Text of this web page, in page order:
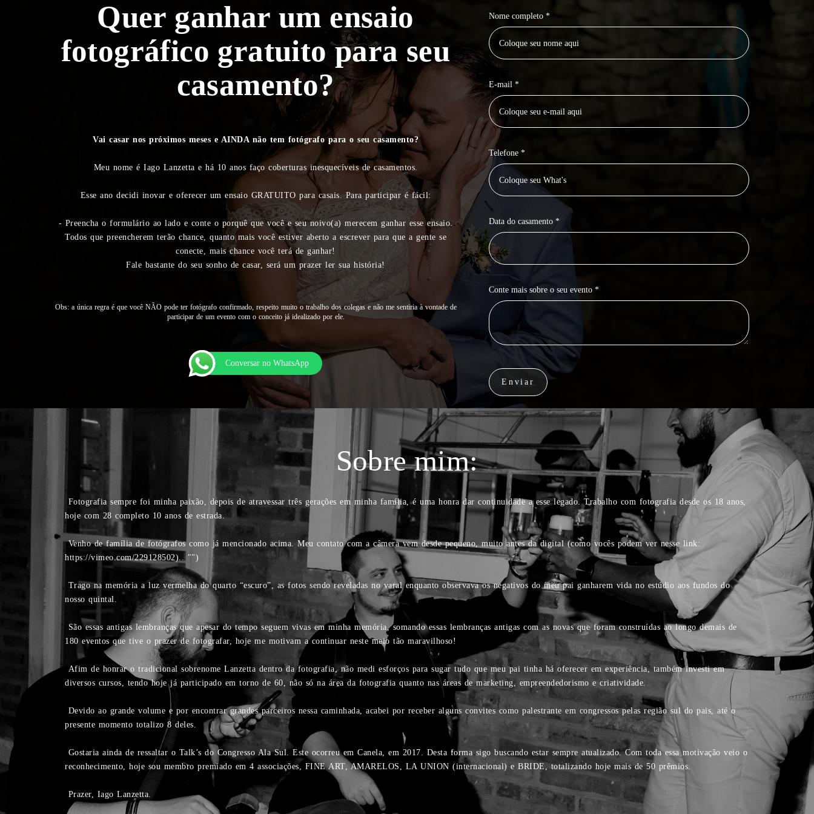
Quer ganhar um ensaio
fotográfico gratuito para seu
casamento?
Vai casar nos próximos meses e AINDA não tem fotógrafo para o seu casamento?
Meu nome é Iago Lanzetta e há 10 anos faço coberturas inesquecíveis de casamentos.
Esse ano decidi inovar e oferecer um ensaio GRATUITO para casais. Para participar é fácil:
- Preencha o formulário ao lado e conte o porquê que você e seu noivo(a) merecem ganhar esse ensaio.
Todos que preencherem terão chance, quanto mais você estiver aberto a escrever para que a gente se
conecte, mais chance você terá de ganhar!
Fale bastante do seu sonho de casar, será um prazer ler sua história!
Obs: a única regra é que você NÃO pode ter fotógrafo confirmado, respeito muito o trabalho dos colegas e não me sentiria à vontade de
participar de um evento com o conceito já idealizado por ele.
Conversar no WhatsApp
Nome completo *
E-mail *
Telefone *
Data do casamento *
Conte mais sobre o seu evento *
Enviar
Sobre mim:
Fotografia sempre foi minha paixão, depois de atravessar três gerações em minha família, é uma honra dar continuidade a esse legado. Trabalho com fotografia desde os 18 anos,
hoje com 28 completo 10 anos de estrada.
Venho de família de fotógrafos como já mencionado acima. Meu contato com a câmera vem desde pequeno, muito antes da digital (como vocês podem ver nesse link:
https://vimeo.com/229128502).. "‌")
Trago na memória a luz vermelha do quarto “escuro”, as fotos sendo reveladas no varal enquanto observava os negativos do meu pai ganharem vida no estúdio aos fundos do
nosso quintal.
São essas antigas lembranças que apesar do tempo seguem vivas em minha memória, somando essas lembranças antigas com as novas que foram construídas ao longo demais de
180 eventos que tive o prazer de fotografar, hoje me motivam a continuar neste meio tão maravilhoso!
Afim de honrar o tradicional sobrenome Lanzetta dentro da fotografia, não medi esforços para sugar tudo que meu pai tinha há oferecer em experiência, também investi em
diversos cursos, tendo hoje já participado em torno de 60, não só na área da fotografia quanto nas áreas de marketing, empreendedorismo e criatividade.
Devido ao grande volume e por encontrar grandes parceiros nessa caminhada, acabei por receber alguns convites como palestrante em congressos pelas região sul do pais, até o
presente momento totalizo 8 deles.
Gostaria ainda de ressaltar o Talk’s do Congresso Ala Sul. Este ocorreu em Canela, em 2017. Desta forma sigo buscando estar sempre atualizado. Com toda essa motivação veio o
reconhecimento, hoje sou membro premiado em 4 associações, FINE ART, AMARELOS, LA UNION (internacional) e BRIDE, totalizando hoje mais de 50 prêmios.
Prazer, Iago Lanzetta.